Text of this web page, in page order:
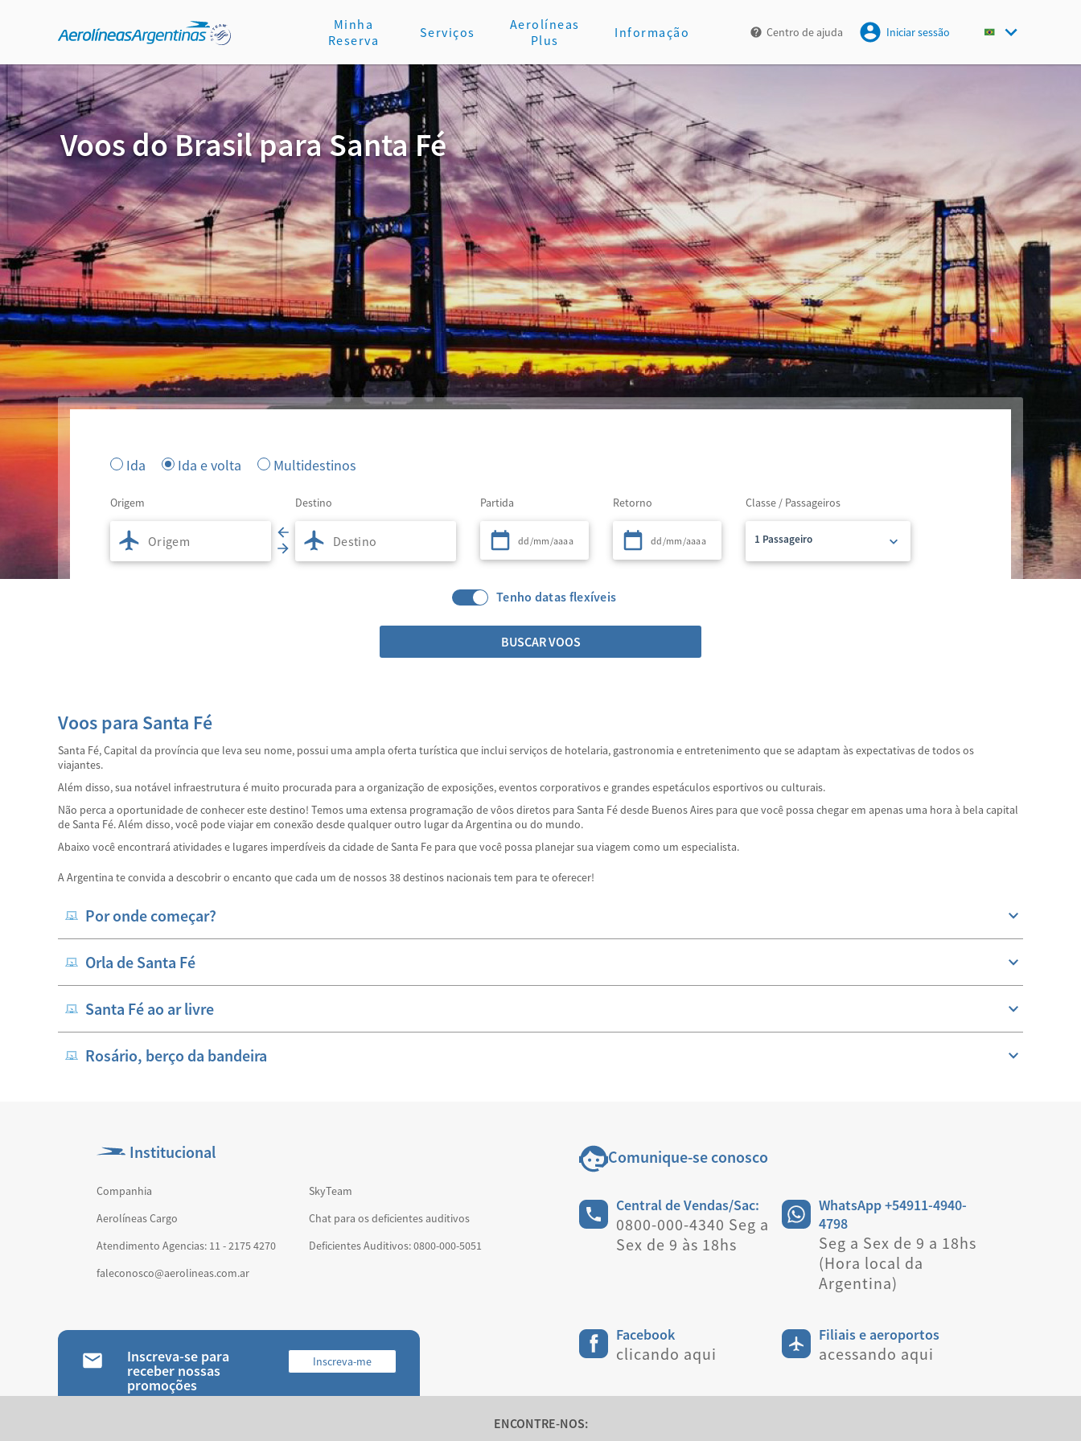
Minha
Reserva
Serviços
Aerolíneas
Plus
Informação Centro de ajuda Iniciar sessão
Voos do Brasil para Santa Fé
Ida Ida e volta Multidestinos
Origem Destino Partida Retorno Classe / Passageiros
1 Passageiro
Tenho datas flexíveis
BUSCAR VOOS
Voos para Santa Fé
Santa Fé, Capital da província que leva seu nome, possui uma ampla oferta turística que inclui serviços de hotelaria, gastronomia e entretenimento que se adaptam às expectativas de todos os
viajantes.
Além disso, sua notável infraestrutura é muito procurada para a organização de exposições, eventos corporativos e grandes espetáculos esportivos ou culturais.
Não perca a oportunidade de conhecer este destino! Temos uma extensa programação de vôos diretos para Santa Fé desde Buenos Aires para que você possa chegar em apenas uma hora à bela capital
de Santa Fé. Além disso, você pode viajar em conexão desde qualquer outro lugar da Argentina ou do mundo.
Abaixo você encontrará atividades e lugares imperdíveis da cidade de Santa Fe para que você possa planejar sua viagem como um especialista.
A Argentina te convida a descobrir o encanto que cada um de nossos 38 destinos nacionais tem para te oferecer!
Por onde começar?
Orla de Santa Fé
Santa Fé ao ar livre
Rosário, berço da bandeira
Institucional
Companhia
SkyTeam
Aerolíneas Cargo
Chat para os deficientes auditivos
Atendimento Agencias: 11 - 2175 4270
Deficientes Auditivos: 0800-000-5051
faleconosco@aerolineas.com.ar
Comunique-se conosco
Central de Vendas/Sac:
0800-000-4340 Seg a
Sex de 9 às 18hs
WhatsApp +54911-4940-
4798
Seg a Sex de 9 a 18hs
(Hora local da
Argentina)
Facebook
clicando aqui
Filiais e aeroportos
acessando aqui
Inscreva-se para
receber nossas
promoções
Inscreva-me
ENCONTRE-NOS: